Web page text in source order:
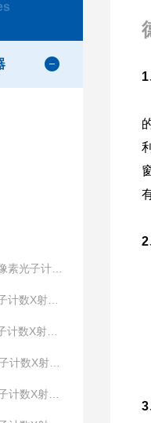
X射线探测器
射线探测器
射线探测器
射线探测器
射线探测器
2
3